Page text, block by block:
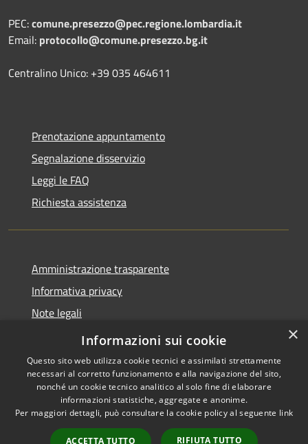
PEC:comune.presezzo@pec.regione.lombardia.it
Email: protocollo@comune.presezzo.bg.it
Centralino Unico: +39 035 464611
Prenotazione appuntamento
Segnalazione disservizio
Leggi le FAQ
Richiesta assistenza
Amministrazione trasparente
Informativa privacy
Note legali
Dichiarazione di accessibilità
Accessibilità
Copyright © 2026 • Comune di
Presezzo • Powered by
Municipium• Accesso
×
Informazioni sui cookie
Questo sito web utilizza cookie tecnici e assimilati strettamente
necessari al corretto funzionamento e alla navigazione del sito,
nonché un cookie tecnico analitico al solo fine di elaborare
informazioni statistiche, aggregate e anonime.
Per maggiori dettagli, può consultare la cookie policy al seguente link
ACCETTA TUTTO RIFIUTA TUTTO